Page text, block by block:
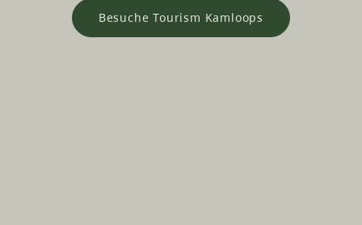
Besuche Tourism Kamloops